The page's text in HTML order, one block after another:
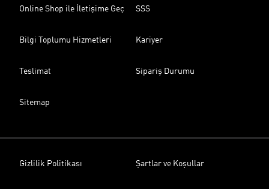
Online Shop ile İletişime Geç SSS
Bilgi Toplumu Hizmetleri Kariyer
Teslimat Sipariş Durumu
Sitemap
Gizlilik Politikası Şartlar ve Koşullar